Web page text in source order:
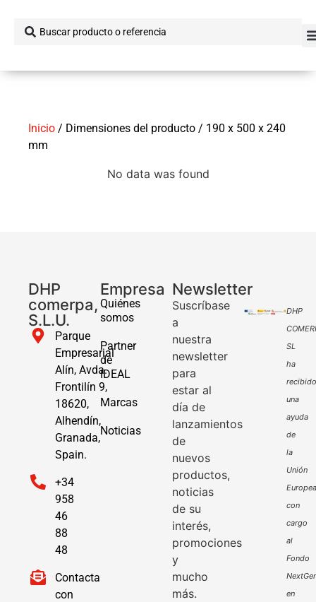
Inicio / Dimensiones del producto / 190 x 500 x 240
mm
No data was found
DHP
comerpa,
S.L.U.
Parque
Empresarial
Alín, Avda.
Frontilín 9,
18620,
Alhendín,
Granada,
Spain.
+34
958
46
88
48
Contacta
con
Empresa
Quiénes
somos
Partner
de
IDEAL
Marcas
Noticias
Newsletter
Suscríbase
a
nuestra
newsletter
para
estar al
día de
lanzamientos
de
nuevos
productos,
noticias
de su
interés,
promociones
y
mucho
más.
DHP
SL
ha
recibido
una
ayuda
de
la
Unión
Europea
con
cargo
al
Fondo
en